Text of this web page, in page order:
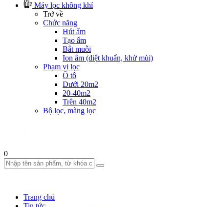
Máy lọc không khí
Trở về
Chức năng
Hút ẩm
Tạo ẩm
Bắt muỗi
Ion âm (diệt khuẩn, khử mùi)
Phạm vi lọc
Ô tô
Dưới 20m2
20-40m2
Trên 40m2
Bộ lọc, màng lọc
0
Trang chủ